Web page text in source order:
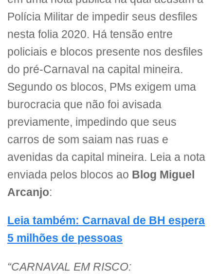
Polícia Militar de impedir seus desfiles
nesta folia 2020. Há tensão entre
policiais e blocos presente nos desfiles
do pré-Carnaval na capital mineira.
Segundo os blocos, PMs exigem uma
burocracia que não foi avisada
previamente, impedindo que seus
carros de som saiam nas ruas e
avenidas da capital mineira. Leia a nota
enviada pelos blocos ao Blog Miguel
Arcanjo:
Leia também: Carnaval de BH espera
5 milhões de pessoas
“CARNAVAL EM RISCO: